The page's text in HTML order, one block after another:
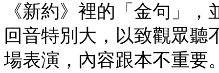
《新約》裡的「金句」
回音特別大，以致觀眾聽
場表演，內容跟本不重要